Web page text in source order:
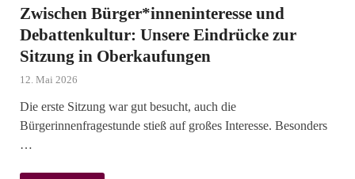
Zwischen Bürger*inneninteresse und
Debattenkultur: Unsere Eindrücke zur
Sitzung in Oberkaufungen
12. Mai 2026
Die erste Sitzung war gut besucht, auch die
Bürgerinnenfragestunde stieß auf großes Interesse. Besonders
…